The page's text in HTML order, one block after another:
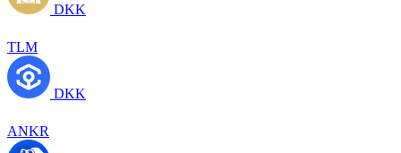
DKK
TLM
DKK
ANKR